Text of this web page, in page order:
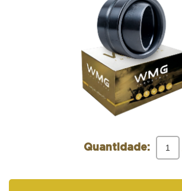
Quantidade: